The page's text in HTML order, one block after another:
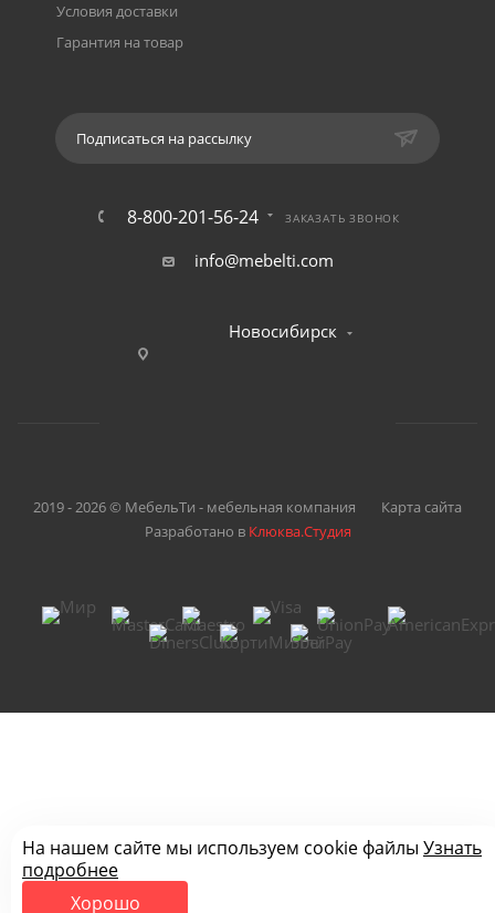
Условия доставки
Гарантия на товар
Подписаться на рассылку
8-800-201-56-24 ЗАКАЗАТЬ ЗВОНОК
info@mebelti.com
Новосибирск
2019 - 2026 © МебельТи - мебельная компания
Карта сайта
Разработано в Клюква.Студия
На нашем сайте мы используем cookie файлы Узнать
подробнее
Хорошо